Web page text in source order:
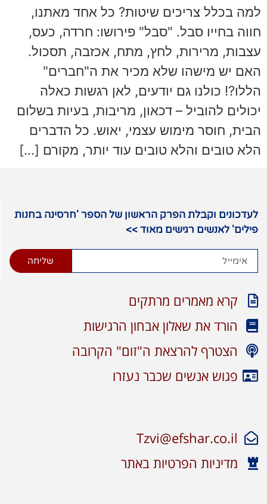
למה בכלל צריכים שיטות? כל אחד מאתנו,
חווה בחייו סבל. "סבל" פירושו: חרדה, כעס,
עצבות, מרירות, לחץ, מתח, אכזבה, תסכול.
האם יש מישהו שלא מכיר את ה"חברים"
הללו?! כולנו גם יודעים, לאן רגשות כאלה
יכולים להוביל – דכאון, מריבות, בעיות בשלום
הבית, חוסר מימוש עצמי, יאוש. כל הדברים
הלא טובים והלא טובים עוד יותר, מקורם […]
לעדכונים וקבלת הפרק הראשון של הספר 'חרסינה בחנות
פילים' לאנשים רגישים מאוד >>
שליחה
קרא מאמרים מרתקים
הורד את שאלון אבחון הרגישות
הצטרף להרצאת ה"זום" הקרובה
פגוש אנשים שכבר נעזרו
Tzvi@efshar.co.il
מדיניות הפרטיות באתר